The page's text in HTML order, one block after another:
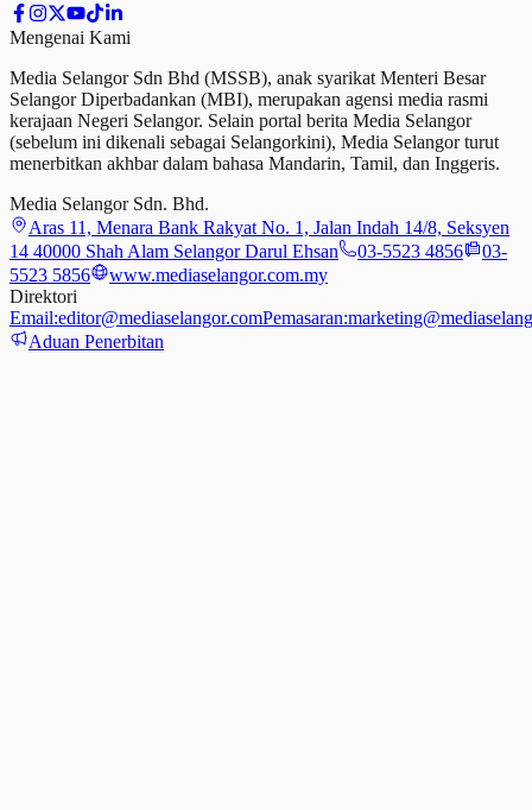
Mengenai Kami
Media Selangor Sdn Bhd (MSSB), anak syarikat Menteri Besar
Selangor Diperbadankan (MBI), merupakan agensi media rasmi
kerajaan Negeri Selangor. Selain portal berita Media Selangor
(sebelum ini dikenali sebagai Selangorkini), Media Selangor turut
menerbitkan akhbar dalam bahasa Mandarin, Tamil, dan Inggeris.
Media Selangor Sdn. Bhd.
Aras 11, Menara Bank Rakyat No. 1, Jalan Indah 14/8, Seksyen
14 40000 Shah Alam Selangor Darul Ehsan
03-5523 4856
03-
5523 5856
www.mediaselangor.com.my
Direktori
Email:editor@mediaselangor.comPemasaran:
Aduan Penerbitan